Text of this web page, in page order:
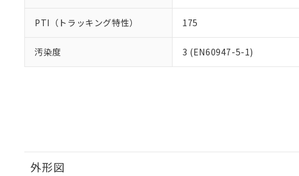
PTI（トラッキング特性） 175
汚染度 3 (EN60947-5-1)
外形図